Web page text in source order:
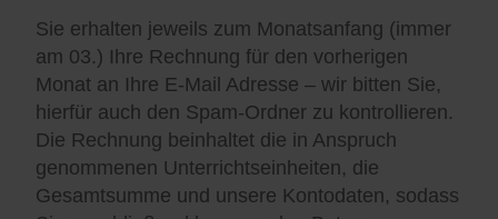
Sie erhalten jeweils zum Monatsanfang (immer
am 03.) Ihre Rechnung für den vorherigen
Monat an Ihre E-Mail Adresse – wir bitten Sie,
hierfür auch den Spam-Ordner zu kontrollieren.
Die Rechnung beinhaltet die in Anspruch
genommenen Unterrichtseinheiten, die
Gesamtsumme und unsere Kontodaten, sodass